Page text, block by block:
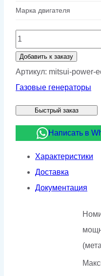
Марка двигателя
Количество
товара
Газовый
генератор
Power
16000
кожухе
Добавить к заказу
Артикул: mitsui-power-
Газовые генераторы
Быстрый заказ
Написать в
Характеристики
Доставка
Документация